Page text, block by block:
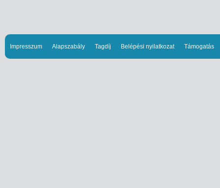
Impresszum Alapszabály Tagdíj Belépési nyilatkozat Támogatás